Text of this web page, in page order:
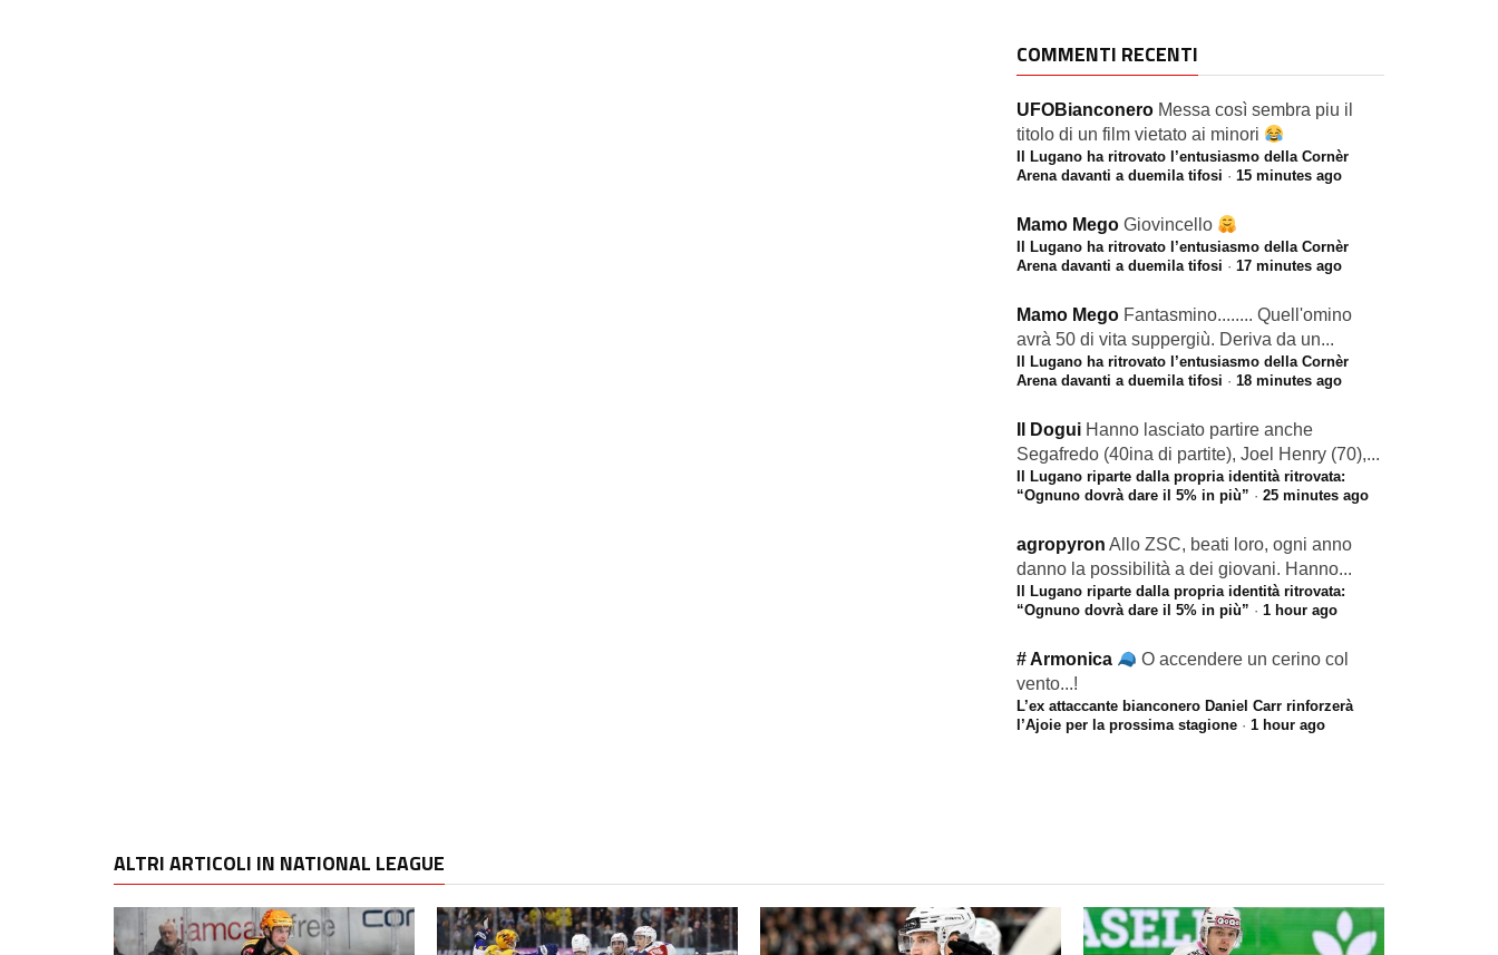
COMMENTI RECENTI
UFOBianconero Messa così sembra piu il
titolo di un film vietato ai minori
Il Lugano ha ritrovato l’entusiasmo della Cornèr
Arena davanti a duemila tifosi · 15 minutes ago
Mamo Mego Giovincello
Il Lugano ha ritrovato l’entusiasmo della Cornèr
Arena davanti a duemila tifosi · 17 minutes ago
Mamo Mego Fantasmino........ Quell'omino
avrà 50 di vita suppergiù. Deriva da un...
Il Lugano ha ritrovato l’entusiasmo della Cornèr
Arena davanti a duemila tifosi · 18 minutes ago
Il Dogui Hanno lasciato partire anche
Segafredo (40ina di partite), Joel Henry (70),...
Il Lugano riparte dalla propria identità ritrovata:
“Ognuno dovrà dare il 5% in più” · 25 minutes ago
agropyron Allo ZSC, beati loro, ogni anno
danno la possibilità a dei giovani. Hanno...
Il Lugano riparte dalla propria identità ritrovata:
“Ognuno dovrà dare il 5% in più” · 1 hour ago
# Armonica
O accendere un cerino col
vento...!
L’ex attaccante bianconero Daniel Carr rinforzerà
l’Ajoie per la prossima stagione · 1 hour ago
ALTRI ARTICOLI IN NATIONAL LEAGUE